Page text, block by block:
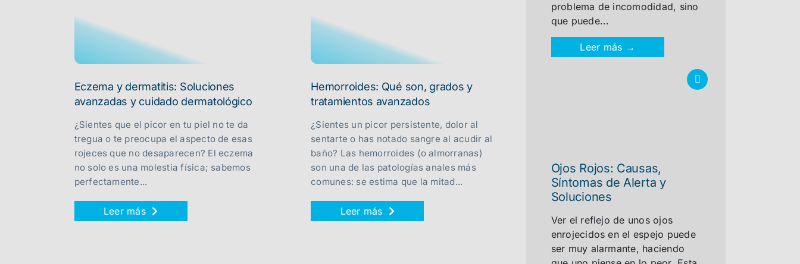
Eczema y dermatitis: Soluciones
avanzadas y cuidado dermatológico
¿Sientes que el picor en tu piel no te da
tregua o te preocupa el aspecto de esas
rojeces que no desaparecen? El eczema
no solo es una molestia física; sabemos
perfectamente...
Leer más
Hemorroides: Qué son, grados y
tratamientos avanzados
¿Sientes un picor persistente, dolor al
sentarte o has notado sangre al acudir al
baño? Las hemorroides (o almorranas)
son una de las patologías anales más
comunes: se estima que la mitad...
Leer más
problema de incomodidad, sino
que puede...
Leer más →
Ojos Rojos: Causas,
Síntomas de Alerta y
Soluciones
Ver el reflejo de unos ojos
enrojecidos en el espejo puede
ser muy alarmante, haciendo